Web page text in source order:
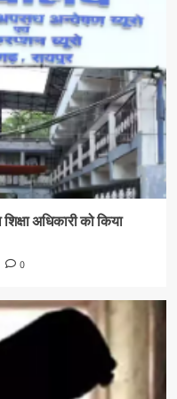
अधिकारी को किया
0